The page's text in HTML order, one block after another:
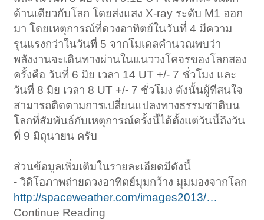
ด้านเดียวกับโลก โดยส่งแสง X-ray ระดับ M1 ออก
มา โดยเหตุการณ์ที่ดวงอาทิตย์ในวันที่ 4 มีความ
รุนแรงกว่าในวันที่ 5 จากโมเดลคำนวณพบว่า
พลังงานจะเดินทางผ่านในแนววงโคจรของโลกสอง
ครั้งคือ วันที่ 6 มิย เวลา 14 UT +/- 7 ชั่วโมง และ
วันที่ 8 มิย เวลา 8 UT +/- 7 ชั่วโมง ดังนั้นผู้ทีสนใจ
สามารถติดตามการเปลี่ยนแปลงทางธรรมชาติบน
โลกที่สัมพันธ์กับเหตุการณ์ครั้งนี้ได้ตั้งแต่วันนี้ถึงวัน
ที่ 9 มิถุนายน ครับ
ส่วนข้อมูลเพิ่มเติมในรายละเอียดมีดังนี้
- วิดิโอภาพถ่ายดวงอาทิตย์มุมกว้าง มุมมองจากโลก
http://spaceweather.com/images2013/…
Continue Reading